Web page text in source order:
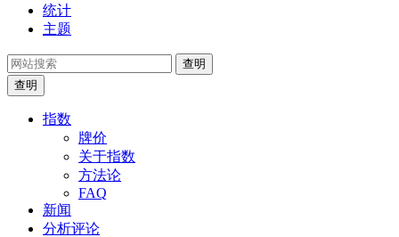
统计
主题
查明
查明
指数
牌价
关于指数
方法论
FAQ
新闻
分析评论